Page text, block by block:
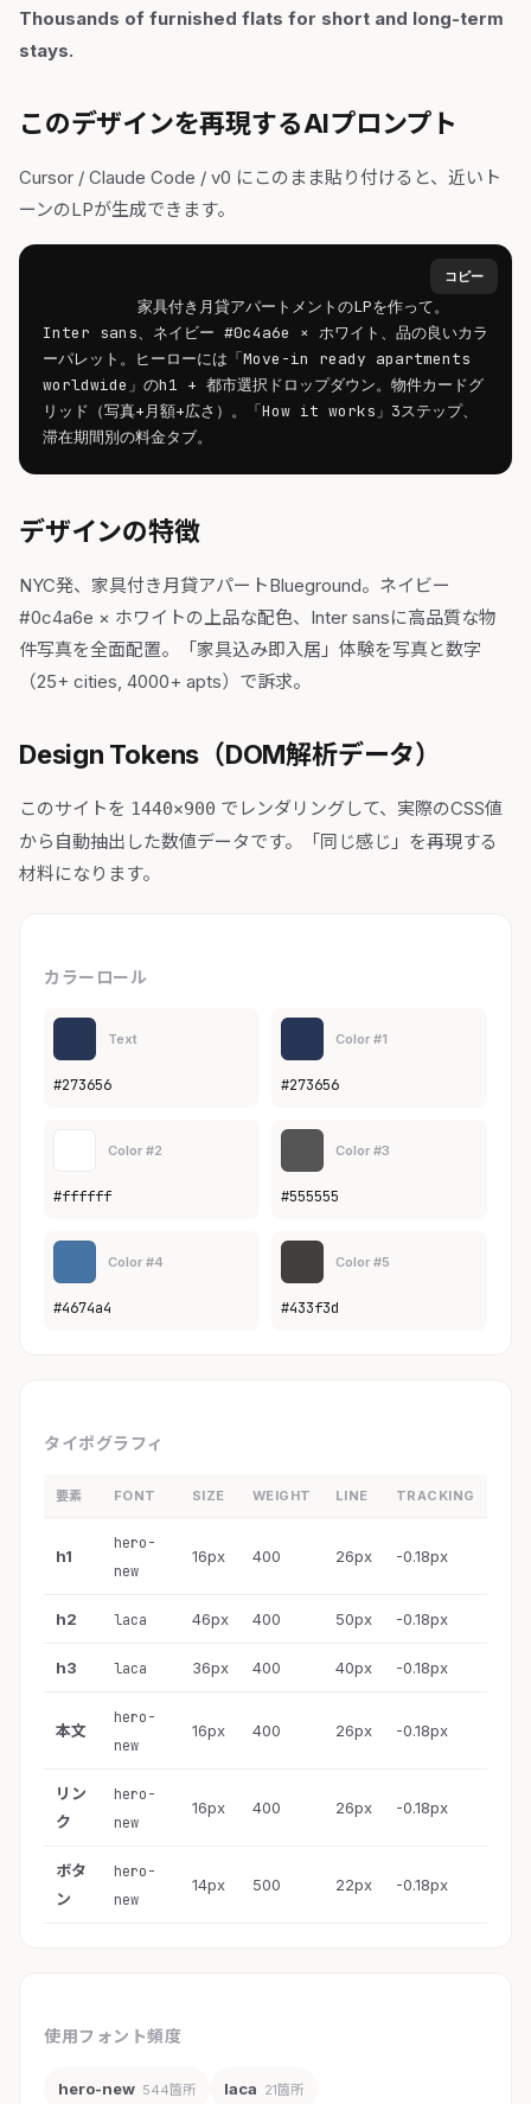
Thousands of furnished flats for short and long-term
stays.
このデザインを再現するAIプロンプト
Cursor / Claude Code / v0 にこのまま貼り付けると、近いト
ーンのLPが生成できます。
コピー
家具付き月貸アパートメントのLPを作って。
Inter sans、ネイビー #0c4a6e × ホワイト、品の良いカラ
ーパレット。ヒーローには「Move-in ready apartments
worldwide」のh1 + 都市選択ドロップダウン。物件カードグ
リッド（写真+月額+広さ）。「How it works」3ステップ、
滞在期間別の料金タブ。
デザインの特徴
NYC発、家具付き月貸アパートBlueground。ネイビー
#0c4a6e × ホワイトの上品な配色、Inter sansに高品質な物
件写真を全面配置。「家具込み即入居」体験を写真と数字
（25+ cities, 4000+ apts）で訴求。
Design Tokens（DOM解析データ）
このサイトを 1440×900 でレンダリングして、実際のCSS値
から自動抽出した数値データです。「同じ感じ」を再現する
材料になります。
カラーロール
Text
#273656
Color #1
#273656
Color #2
#ffffff
Color #3
#555555
Color #4
#4674a4
Color #5
#433f3d
タイポグラフィ
要素 FONT SIZE WEIGHT LINE TRACKING
h1
hero-
new
16px 400 26px -0.18px
h2 laca 46px 400 50px -0.18px
h3 laca 36px 400 40px -0.18px
本文
hero-
new
16px 400 26px -0.18px
リン
ク
hero-
new
16px 400 26px -0.18px
ボタ
ン
hero-
new
14px 500 22px -0.18px
使用フォント頻度
hero-new 544箇所 laca 21箇所